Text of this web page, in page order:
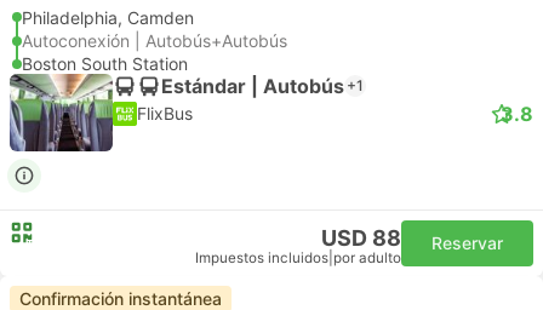
Philadelphia, Camden
Autoconexión | Autobús+Autobús
Boston South Station
Estándar | Autobús +1
FlixBus 3.8
USD 88
Impuestos incluidos por adulto
Reservar
Confirmación instantánea